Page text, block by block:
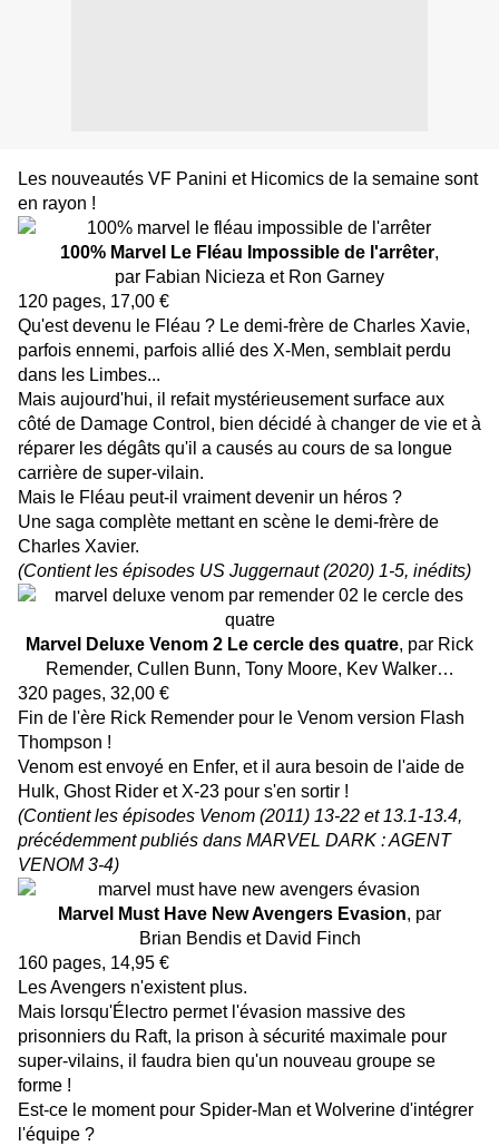
Les nouveautés VF Panini et Hicomics de la semaine sont
en rayon !
100% Marvel Le Fléau Impossible de l'arrêter,
par Fabian Nicieza et Ron Garney
120 pages, 17,00 €
Qu'est devenu le Fléau ? Le demi-frère de Charles Xavie,
parfois ennemi, parfois allié des X-Men, semblait perdu
dans les Limbes...
Mais aujourd'hui, il refait mystérieusement surface aux
côté de Damage Control, bien décidé à changer de vie et à
réparer les dégâts qu'il a causés au cours de sa longue
carrière de super-vilain.
Mais le Fléau peut-il vraiment devenir un héros ?
Une saga complète mettant en scène le demi-frère de
Charles Xavier.
(Contient les épisodes US Juggernaut (2020) 1-5, inédits)
Marvel Deluxe Venom 2 Le cercle des quatre, par Rick
Remender, Cullen Bunn, Tony Moore, Kev Walker…
320 pages, 32,00 €
Fin de l'ère Rick Remender pour le Venom version Flash
Thompson !
Venom est envoyé en Enfer, et il aura besoin de l'aide de
Hulk, Ghost Rider et X-23 pour s'en sortir !
(Contient les épisodes Venom (2011) 13-22 et 13.1-13.4,
précédemment publiés dans MARVEL DARK : AGENT
VENOM 3-4)
Marvel Must Have New Avengers Evasion, par
Brian Bendis et David Finch
160 pages, 14,95 €
Les Avengers n'existent plus.
Mais lorsqu'Électro permet l'évasion massive des
prisonniers du Raft, la prison à sécurité maximale pour
super-vilains, il faudra bien qu'un nouveau groupe se
forme !
Est-ce le moment pour Spider-Man et Wolverine d'intégrer
l'équipe ?